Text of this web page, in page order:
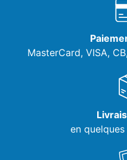
MasterCard, VISA,
en